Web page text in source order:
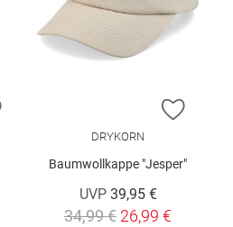
ZUR WUNSCHLISTE HINZUFÜGEN
ZUR
DRYKORN
Baumwollkappe "Jesper"
UVP 39,95 €
34,99 € 26,99 €